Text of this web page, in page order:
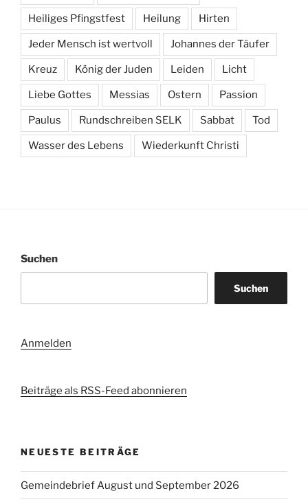
Heiliges Pfingstfest Heilung Hirten
Jeder Mensch ist wertvoll Johannes der Täufer
Kreuz König der Juden Leiden Licht
Liebe Gottes Messias Ostern Passion
Paulus Rundschreiben SELK Sabbat Tod
Wasser des Lebens Wiederkunft Christi
Suchen
Suchen
Anmelden
Beiträge als RSS-Feed abonnieren
NEUESTE BEITRÄGE
Gemeindebrief August und September 2026